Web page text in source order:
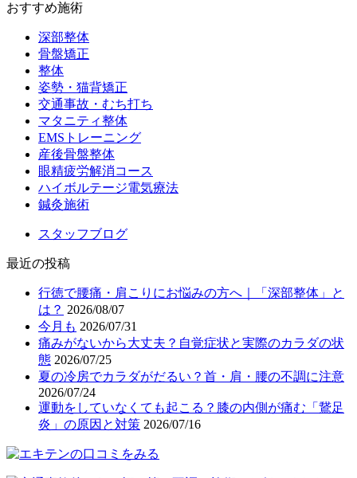
おすすめ施術
深部整体
骨盤矯正
整体
姿勢・猫背矯正
交通事故・むち打ち
マタニティ整体
EMSトレーニング
産後骨盤整体
眼精疲労解消コース
ハイボルテージ電気療法
鍼灸施術
スタッフブログ
最近の投稿
行徳で腰痛・肩こりにお悩みの方へ｜「深部整体」と
は？ 2026/08/07
今月も 2026/07/31
痛みがないから大丈夫？自覚症状と実際のカラダの状
態 2026/07/25
夏の冷房でカラダがだるい？首・肩・腰の不調に注意
2026/07/24
運動をしていなくても起こる？膝の内側が痛む「鵞足
炎」の原因と対策 2026/07/16